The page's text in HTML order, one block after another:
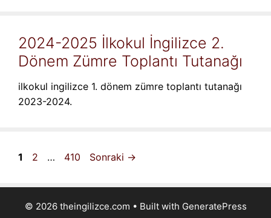
2024-2025 İlkokul İngilizce 2.
Dönem Zümre Toplantı Tutanağı
ilkokul ingilizce 1. dönem zümre toplantı tutanağı
2023-2024.
Sayfa
1 Sayfa
2 … Sayfa
410 Sonraki →
© 2026 theingilizce.com • Built with GeneratePress